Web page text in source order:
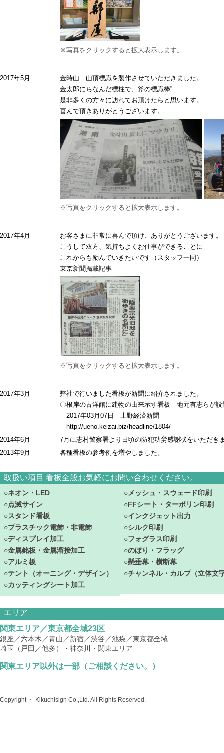
※写真をクリックすると拡大表示します。
2017年5月
金時山 山頂標識を製作させていただきました。
金太郎にちなんだ標柱で、斧の標識棒”
是非多くの方々に訪れてお頂けたらと思います。
喜んで頂きありがとうございます。
※写真をクリックすると拡大表示します。
2017年4月
お客さまに非常に喜んで頂け、ありがとうございます。
こうして双方、気持ちよくお仕事ができることに
これからも励んでいきたいです（スタッフ一同）
東京新聞掲載記事
※写真をクリックすると拡大表示します。
2017年3月
弊社で行いました看板が新聞に紹介されました。
〇根岸の古洋館に建物の由来示す看板 地元有志らが設
2017年03月07日 上野経済新聞
http://ueno.keizai.biz/headline/1804/
2014年6月
7月に志村警察署より日頃の防犯功労感謝状をいただき
2013年9月
各種看板の参考例を増やしました。
取扱い項目 看板全般お気軽にお問い合わせください。
○ネオン・LED
○点滅サイン
○スタンド看板
○プラスチック電飾・非電飾
○ディスプレイ加工
○金属銘板・金属溶接加工
○アルミ板
○テント（オーニング・デザイン）
○カッティングシート加工
○メッシュ・スウェード印刷
○FFシート・ターポリン印刷
○インクジェット出力
○シルク印刷
○フォグラス印刷
○のぼり・フラッグ
○懸垂幕・横断幕
○チャンネル・カルプ（立体文
エリア
関東エリア／東京都全域23区
銀座／六本木／青山／新宿／渋谷／池袋／東京都全域
埼玉（戸田／他多）・神奈川・関東エリア
関東エリア以外は一部（ご相談ください。）
Copyright ・ Kikuchisign Co.,Ltd. All Rights Reserved.